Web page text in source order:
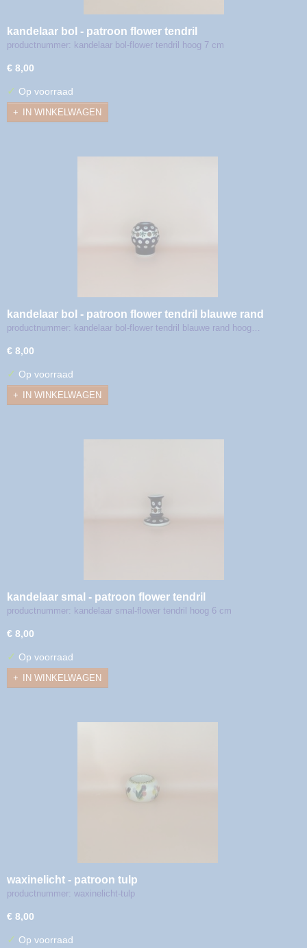
kandelaar bol - patroon flower tendril
productnummer: kandelaar bol-flower tendril hoog 7 cm
€ 8,00
✓ Op voorraad
IN WINKELWAGEN
kandelaar bol - patroon flower tendril blauwe rand
productnummer: kandelaar bol-flower tendril blauwe rand hoog…
€ 8,00
✓ Op voorraad
IN WINKELWAGEN
kandelaar smal - patroon flower tendril
productnummer: kandelaar smal-flower tendril hoog 6 cm
€ 8,00
✓ Op voorraad
IN WINKELWAGEN
waxinelicht - patroon tulp
productnummer: waxinelicht-tulp
€ 8,00
✓ Op voorraad